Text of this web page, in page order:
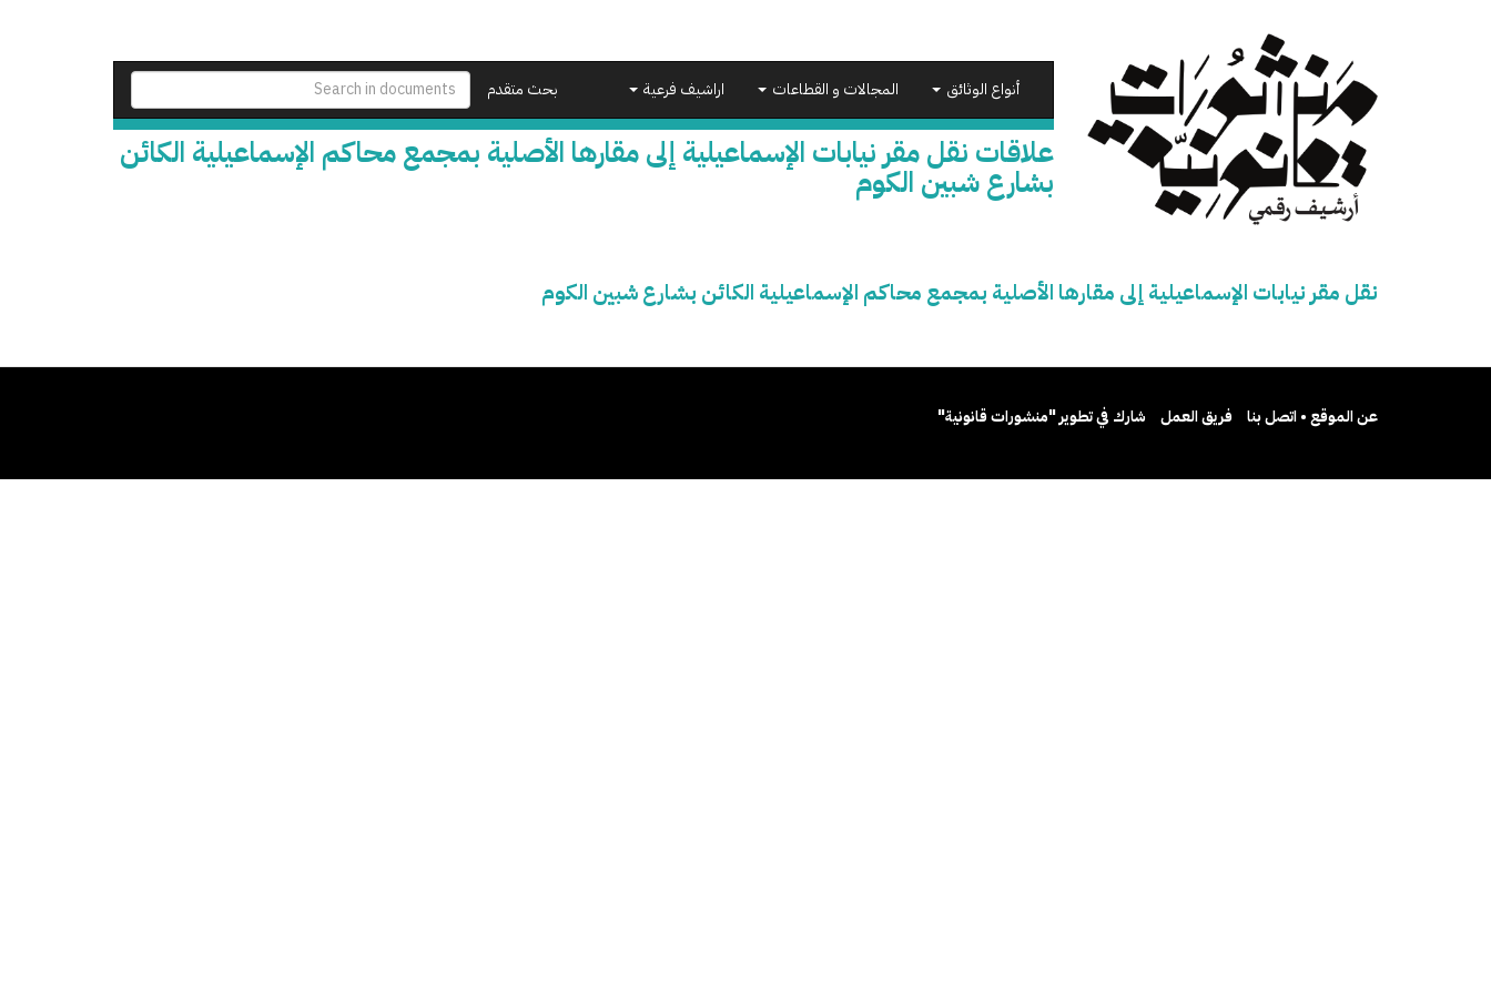
بحث متقدم أنواع الوثائق المجالات و القطاعات اراشيف فرعية
علاقات نقل مقر نيابات الإسماعيلية إلى مقارها الأصلية بمجمع محاكم الإسماعيلية الكائن
بشارع شبين الكوم
نقل مقر نيابات الإسماعيلية إلى مقارها الأصلية بمجمع محاكم الإسماعيلية الكائن بشارع شبين الكوم
عن الموقع • اتصل بنا فريق العمل شارك في تطوير "منشورات قانونية"